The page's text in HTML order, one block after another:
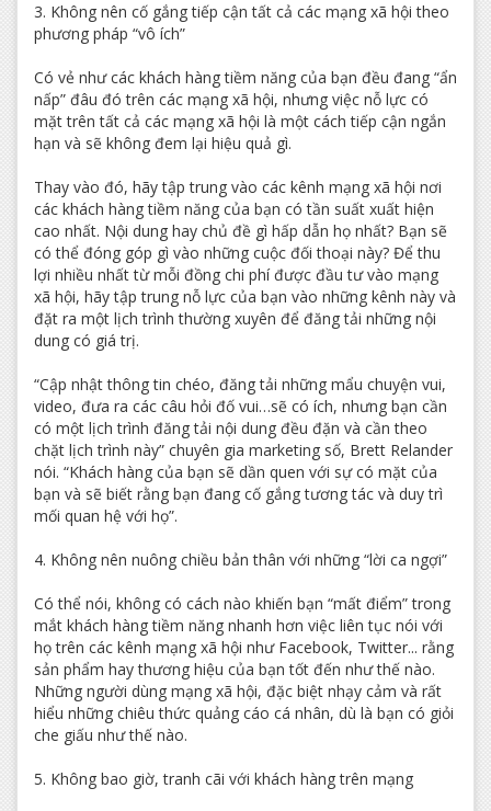
3. Không nên cố gắng tiếp cận tất cả các mạng xã hội theo
phương pháp “vô ích”
Có vẻ như các khách hàng tiềm năng của bạn đều đang “ẩn
nấp” đâu đó trên các mạng xã hội, nhưng việc nỗ lực có
mặt trên tất cả các mạng xã hội là một cách tiếp cận ngắn
hạn và sẽ không đem lại hiệu quả gì.
Thay vào đó, hãy tập trung vào các kênh mạng xã hội nơi
các khách hàng tiềm năng của bạn có tần suất xuất hiện
cao nhất. Nội dung hay chủ đề gì hấp dẫn họ nhất? Bạn sẽ
có thể đóng góp gì vào những cuộc đối thoại này? Để thu
lợi nhiều nhất từ mỗi đồng chi phí được đầu tư vào mạng
xã hội, hãy tập trung nỗ lực của bạn vào những kênh này và
đặt ra một lịch trình thường xuyên để đăng tải những nội
dung có giá trị.
“Cập nhật thông tin chéo, đăng tải những mẩu chuyện vui,
video, đưa ra các câu hỏi đố vui…sẽ có ích, nhưng bạn cần
có một lịch trình đăng tải nội dung đều đặn và cần theo
chặt lịch trình này” chuyên gia marketing số, Brett Relander
nói. “Khách hàng của bạn sẽ dần quen với sự có mặt của
bạn và sẽ biết rằng bạn đang cố gắng tương tác và duy trì
mối quan hệ với họ”.
4. Không nên nuông chiều bản thân với những “lời ca ngợi”
Có thể nói, không có cách nào khiến bạn “mất điểm” trong
mắt khách hàng tiềm năng nhanh hơn việc liên tục nói với
họ trên các kênh mạng xã hội như Facebook, Twitter... rằng
sản phẩm hay thương hiệu của bạn tốt đến như thế nào.
Những người dùng mạng xã hội, đặc biệt nhạy cảm và rất
hiểu những chiêu thức quảng cáo cá nhân, dù là bạn có giỏi
che giấu như thế nào.
5. Không bao giờ, tranh cãi với khách hàng trên mạng